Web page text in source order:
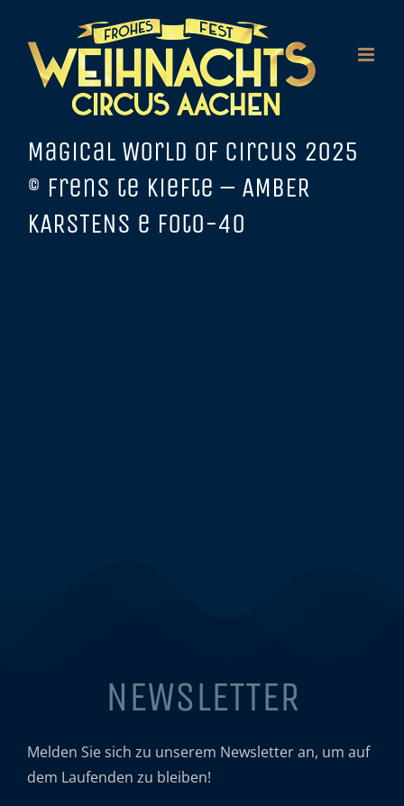
Inhalt
springen
Magical World of Circus 2025
© Frens te Kiefte – AMBER
KARSTENS e foto-40
NEWSLETTER
Melden Sie sich zu unserem Newsletter an, um auf
dem Laufenden zu bleiben!